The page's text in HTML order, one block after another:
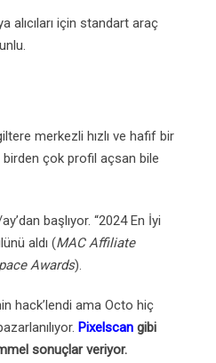
alıcıları için standart araç
merkezli hızlı ve hafif bir
çok profil açsan bile
başlıyor. “2024 En İyi
aldı (MAC Affiliate
Awards).
hack’lendi ama Octo hiç
Pixelscan gibi
sonuçlar veriyor.